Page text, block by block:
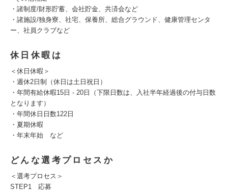
・諸制度/財形貯蓄、会社貯金、共済会など
・諸施設/独身寮、社宅、保養所、総合グラウンド、健康管理センタ
ー、社員クラブなど
休日休暇は
＜休日休暇＞
・週休2日制（休日は土日祝日）
・年間有給休暇15日 - 20日（下限日数は、入社半年経過後の付与日数
となります）
・年間休日日数122日
・夏期休暇
・年末年始 など
どんな選考プロセスか
＜選考プロセス＞
STEP1 応募